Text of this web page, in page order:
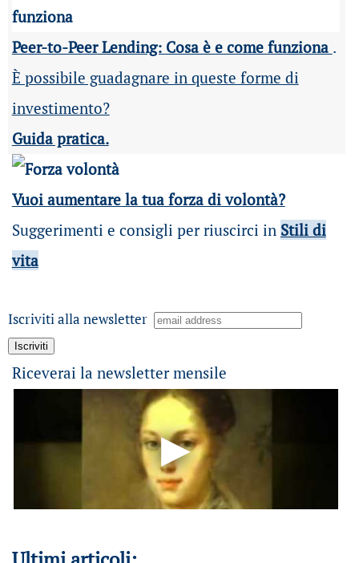
Peer-to-Peer Lending: Cosa è e come funziona .
È possibile guadagnare in queste forme di
investimento?
Guida pratica.
Vuoi aumentare la tua forza di volontà?
Suggerimenti e consigli per riuscirci in Stili di
vita
Iscriviti alla newsletter
Riceverai la newsletter mensile